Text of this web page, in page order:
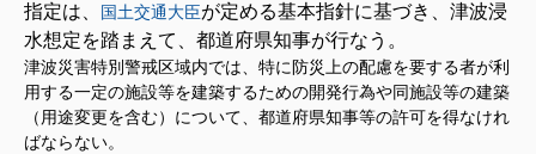
指定は、
国土交通大臣が定める基本指針に基づき、津波浸
水想定を踏まえて、都道府県知事が行なう。
津波災害特別警戒区域内では、特に防災上の配慮を要する者が利
用する一定の施設等を建築するための開発行為や同施設等の建築
（用途変更を含む）について、都道府県知事等の許可を得なけれ
ばならない。